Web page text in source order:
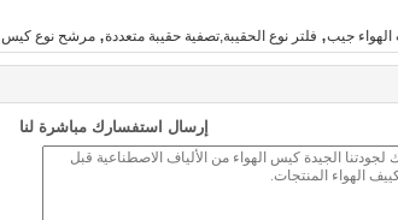
جيب, فلتر نوع الحقيبة,تصفية حقيبة متعددة, مرشح نوع كيس
إرسال استفسارك مباشرة لنا